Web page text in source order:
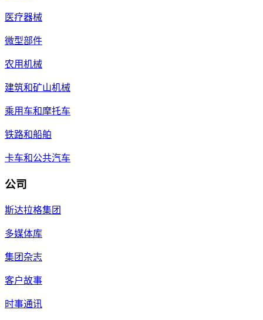
医疗器械
微型部件
农用机械
建筑和矿山机械
乘用车和摩托车
铁路和船舶
卡车和公共汽车
公司
斯达拉格集团
多媒体库
集团杂志
客户故事
时事通讯